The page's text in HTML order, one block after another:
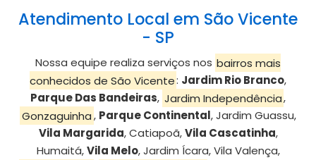
Atendimento Local em São Vicente
- SP
Nossa equipe realiza serviços nos bairros mais
conhecidos de São Vicente: Jardim Rio Branco,
Parque Das Bandeiras, Jardim Independência,
Gonzaguinha, Parque Continental, Jardim Guassu,
Vila Margarida, Catiapoã,Vila Cascatinha,
Humaitá,Vila Melo, Jardim Ícara, Vila Valença,